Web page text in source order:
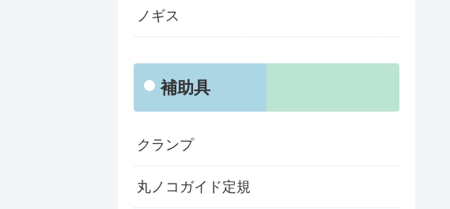
ノギス
補助具
クランプ
丸ノコガイド定規